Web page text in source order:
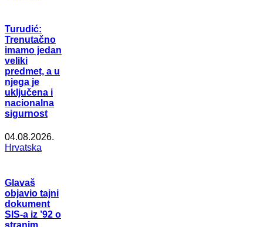
Turudić:
Trenutačno
imamo jedan
veliki
predmet, a u
njega je
uključena i
nacionalna
sigurnost
04.08.2026.
Hrvatska
Glavaš
objavio tajni
dokument
SIS-a iz ’92 o
stranim